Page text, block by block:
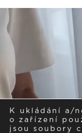
K ukládání a/
o zařízení
jsou soubory